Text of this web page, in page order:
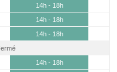
14h - 18h
14h - 18h
14h - 18h
14h - 18h